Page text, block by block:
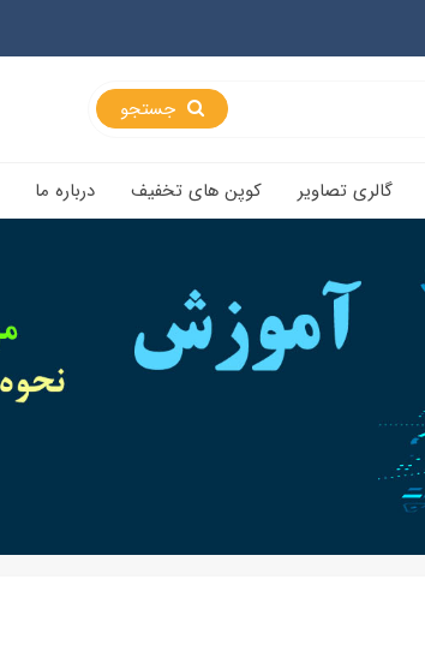
گالری تصاویر کوپن های تخفیف درباره ما